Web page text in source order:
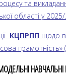
та
області у
КЦПРПП щодо
грамотність»